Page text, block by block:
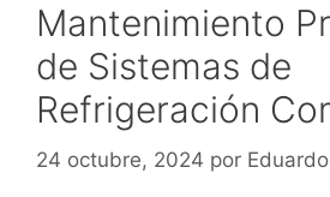
Mantenimiento
de Sistemas de
Refrigeración
24 octubre, 2024 por